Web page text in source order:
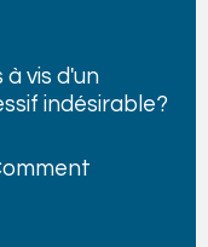
à vis d'un
indésirable?